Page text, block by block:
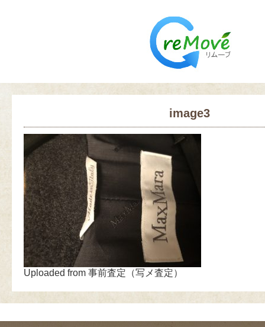
image3
Uploaded from 事前査定（写メ査定）